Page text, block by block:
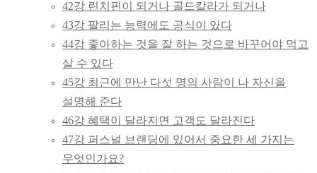
42강 린치핀이 되거나 골드칼라가 되거나
43강 팔리는 능력에도 공식이 있다
44강 좋아하는 것을 잘 하는 것으로 바꾸어야 먹고
살 수 있다
45강 최근에 만난 다섯 명의 사람이 나 자신을
설명해 준다
46강 혜택이 달라지면 고객도 달라진다
47강 퍼스널 브랜딩에 있어서 중요한 세 가지는
무엇인가요?